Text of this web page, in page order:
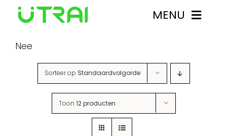
naar
MENU
Over UTRAI
Nee
Sorteer op Standaardvolgorde
Toon 12 producten